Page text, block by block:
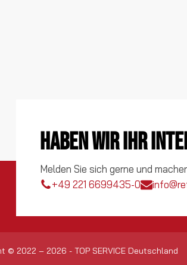
Haben wir Ihr
Melden Sie sich gerne und
+49 221 6699435-0
© 2022 – 2026 - TOP SERVICE Deutschland